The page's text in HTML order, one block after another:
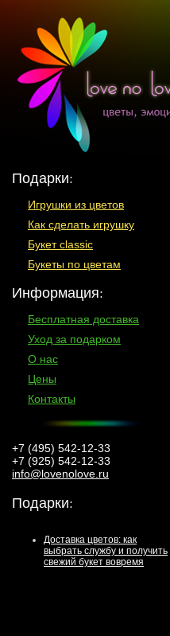
Подарки:
Игрушки из цветов
Как сделать игрушку
Букет classic
Букеты по цветам
Информация:
Бесплатная доставка
Уход за подарком
О нас
Цены
Контакты
+7 (495) 542-12-33
+7 (925) 542-12-33
info@lovenolove.ru
Подарки:
Доставка цветов: как
выбрать службу и получить
свежий букет вовремя